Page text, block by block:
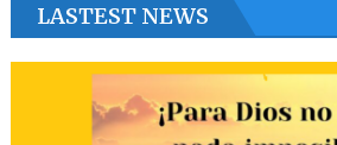
LASTEST NEWS